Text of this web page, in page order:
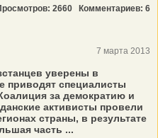
2660 Комментариев: 6
7 марта 2013
уверены в
приводят специалисты
за демократию и
активисты провели
страны, в результате
часть ...